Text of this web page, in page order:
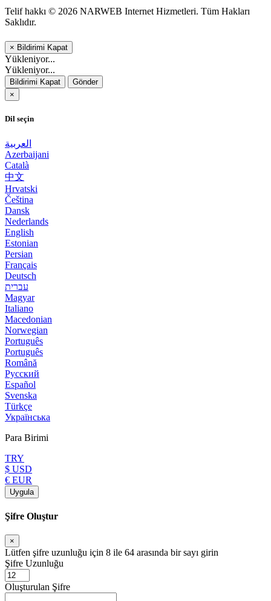
Telif hakkı © 2026 NARWEB Internet Hizmetleri. Tüm Hakları
Saklıdır.
× Bildirimi Kapat
Yükleniyor...
Yükleniyor...
Bildirimi Kapat
Gönder
×
Dil seçin
العربية
Azerbaijani
Català
中文
Hrvatski
Čeština
Dansk
Nederlands
English
Estonian
Persian
Français
Deutsch
עברית
Magyar
Italiano
Macedonian
Norwegian
Português
Português
Română
Русский
Español
Svenska
Türkçe
Українська
Para Birimi
TRY
$ USD
€ EUR
Uygula
Şifre Oluştur
×
Lütfen şifre uzunluğu için 8 ile 64 arasında bir sayı girin
Şifre Uzunluğu
Oluşturulan Şifre